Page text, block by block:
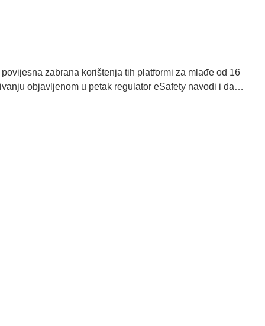
zabrana korištenja tih platformi za mlađe od 16
objavljenom u petak regulator eSafety navodi i da…